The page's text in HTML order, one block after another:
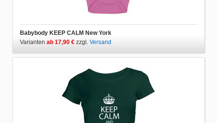
Babybody KEEP CALM New York
Varianten ab 17,90 € zzgl. Versand